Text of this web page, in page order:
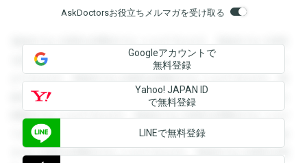
AskDoctorsお役立ちメルマガを受け取る
登録すると回答を閲覧することができます。登録すると回答
を閲覧することができます。登録すると回答を閲覧すること
ができます。登録すると回答を閲覧することができます。登
録すると回答を閲覧することができます。登録すると回答を
閲覧することができます。登録すると回答を閲覧することが
できます。登録すると回答を閲覧することができます。登録
すると回答を閲覧することができます。登録すると回答を閲
Googleアカウントで
無料登録
Yahoo! JAPAN ID
で無料登録
LINEで無料登録